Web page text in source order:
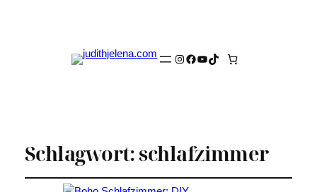
Instagram
Facebook
YouTube
TikTok
Schlagwort:schlafzimmer